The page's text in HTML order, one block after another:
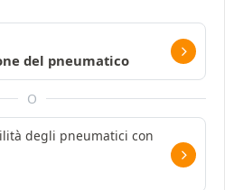
del pneumatico
O
degli pneumatici con